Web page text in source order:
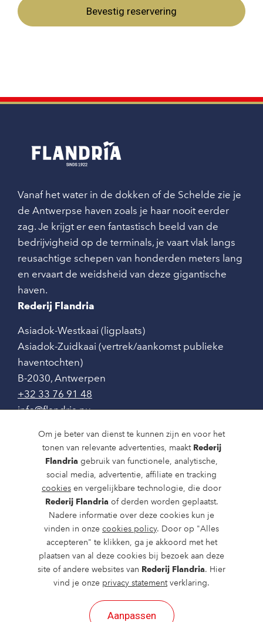
Om je beter van dienst te kunnen zijn en voor het
tonen van relevante advertenties, maakt Rederij
Flandria gebruik van functionele, analytische,
social media, advertentie, affiliate en tracking
cookies en vergelijkbare technologie, die door
Rederij Flandria of derden worden geplaatst.
Nadere informatie over deze cookies kun je
vinden in onze cookies policy. Door op "Alles
accepteren" te klikken, ga je akkoord met het
plaatsen van al deze cookies bij bezoek aan deze
site of andere websites van Rederij Flandria. Hier
vind je onze privacy statementverklaring.
Aanpassen
Bevestig reservering
Vanaf het water in de dokken of de Schelde zie je
de Antwerpse haven zoals je haar nooit eerder
zag. Je krijgt er een fantastisch beeld van de
bedrijvigheid op de terminals, je vaart vlak langs
reusachtige schepen van honderden meters lang
en ervaart de weidsheid van deze gigantische
haven.
Rederij Flandria
Asiadok-Westkaai (ligplaats)
Asiadok-Zuidkaai (vertrek/aankomst publieke
haventochten)
B-2030, Antwerpen
+32 33 76 91 48
info@flandria.nu
Contact
Vaaragenda
Rondvaarten en dagtochten
Nieuws
Over ons
Route en bereikbaarheid